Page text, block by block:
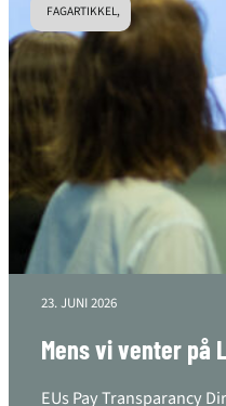
FAGARTIKKEL,
23. JUNI 2026
Mens vi venter på
EUs Pay Transparancy